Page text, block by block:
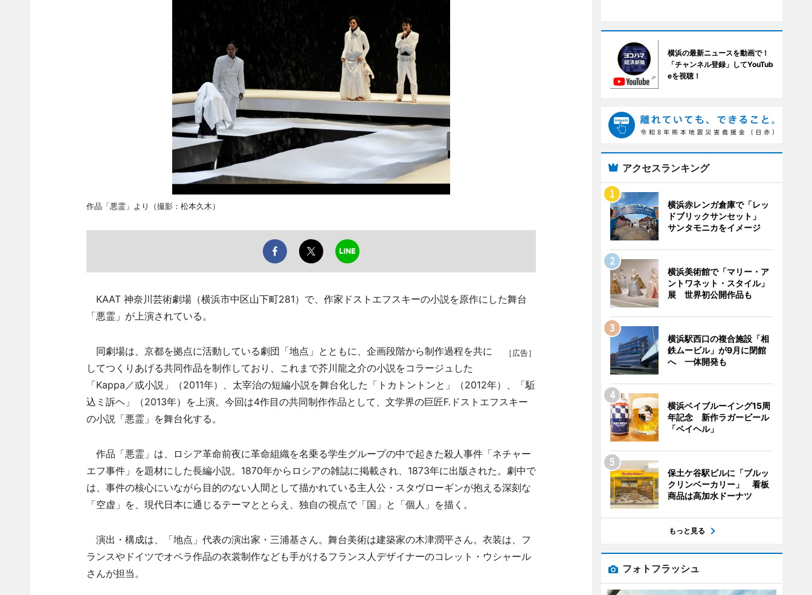
作品「悪霊」より（撮影：松本久木）
KAAT 神奈川芸術劇場（横浜市中区山下町281）で、作家ドストエフスキーの小説を原作にした舞台
「悪霊」が上演されている。
［広告］
同劇場は、京都を拠点に活動している劇団「地点」とともに、企画段階から制作過程を共に
してつくりあげる共同作品を制作しており、これまで芥川龍之介の小説をコラージュした
「Kappa／或小説」（2011年）、太宰治の短編小説を舞台化した「トカトントンと」（2012年）、「駈
込ミ訴ヘ」（2013年）を上演。今回は4作目の共同制作作品として、文学界の巨匠F.ドストエフスキー
の小説「悪霊」を舞台化する。
作品「悪霊」は、ロシア革命前夜に革命組織を名乗る学生グループの中で起きた殺人事件「ネチャー
エフ事件」を題材にした長編小説。1870年からロシアの雑誌に掲載され、1873年に出版された。劇中で
は、事件の核心にいながら目的のない人間として描かれている主人公・スタヴローギンが抱える深刻な
「空虚」を、現代日本に通じるテーマととらえ、独自の視点で「国」と「個人」を描く。
演出・構成は、「地点」代表の演出家・三浦基さん。舞台美術は建築家の木津潤平さん。衣装は、フ
ランスやドイツでオペラ作品の衣裳制作なども手がけるフランス人デザイナーのコレット・ウシャール
さんが担当。
横浜の最新ニュースを動画で！
「チャンネル登録」してYouTub
eを視聴！
アクセスランキング
横浜赤レンガ倉庫で「レッ
ドブリックサンセット」
サンタモニカをイメージ
横浜美術館で「マリー・ア
ントワネット・スタイル」
展 世界初公開作品も
横浜駅西口の複合施設「相
鉄ムービル」が9月に閉館
へ 一体開発も
横浜ベイブルーイング15周
年記念 新作ラガービール
「ベイヘル」
保土ケ谷駅ビルに「ブルッ
クリンベーカリー」 看板
商品は高加水ドーナツ
もっと見る
フォトフラッシュ